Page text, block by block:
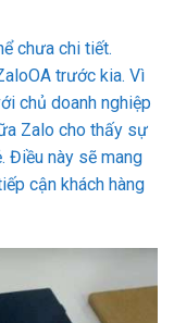
chưa chi tiết.
trước kia. Vì
chủ doanh nghiệp
Zalo cho thấy sự
Điều này sẽ mang
cận khách hàng